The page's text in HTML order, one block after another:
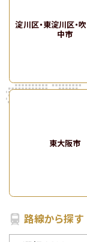
ご契約・ご入居後の
淀川区・東淀川区・
中市
東大阪市
路線から探す